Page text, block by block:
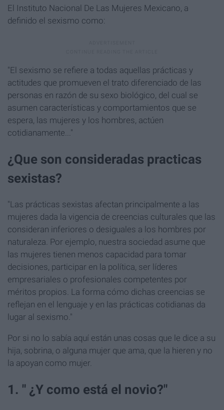
El Instituto Nacional De Las Mujeres Mexicano, a
definido el sexismo como:
"El sexismo se refiere a todas aquellas prácticas y
actitudes que promueven el trato diferenciado de las
personas en razón de su sexo biológico, del cual se
asumen características y comportamientos que se
espera, las mujeres y los hombres, actúen
cotidianamente..."
¿Que son consideradas practicas
sexistas?
"Las prácticas sexistas afectan principalmente a las
mujeres dada la vigencia de creencias culturales que las
consideran inferiores o desiguales a los hombres por
naturaleza. Por ejemplo, nuestra sociedad asume que
las mujeres tienen menos capacidad para tomar
decisiones, participar en la política, ser líderes
empresariales o profesionales competentes por
méritos propios. La forma cómo dichas creencias se
reflejan en el lenguaje y en las prácticas cotidianas da
lugar al sexismo."
Por si no lo sabía aquí están unas cosas que le dice a su
hija, sobrina, o alguna mujer que ama, que la hieren y no
la apoyan como mujer.
1. " ¿Y como está el novio?"